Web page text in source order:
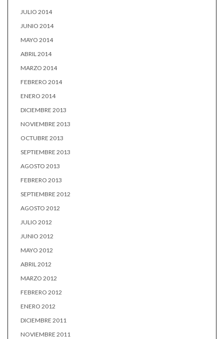
JULIO 2014
JUNIO 2014
MAYO 2014
ABRIL 2014
MARZO 2014
FEBRERO 2014
ENERO 2014
DICIEMBRE 2013
NOVIEMBRE 2013
OCTUBRE 2013
SEPTIEMBRE 2013
AGOSTO 2013
FEBRERO 2013
SEPTIEMBRE 2012
AGOSTO 2012
JULIO 2012
JUNIO 2012
MAYO 2012
ABRIL 2012
MARZO 2012
FEBRERO 2012
ENERO 2012
DICIEMBRE 2011
NOVIEMBRE 2011